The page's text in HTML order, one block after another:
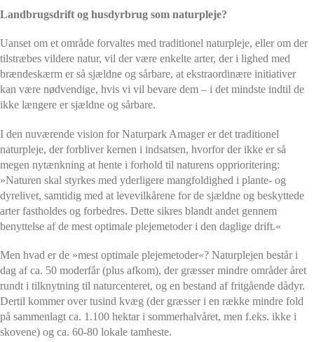
Landbrugsdrift og husdyrbrug som naturpleje?
Uanset om et område forvaltes med traditionel naturpleje, eller om der
tilstræbes vildere natur, vil der være enkelte arter, der i lighed med
brændeskærm er så sjældne og sårbare, at ekstraordinære initiativer
kan være nødvendige, hvis vi vil bevare dem – i det mindste indtil de
ikke længere er sjældne og sårbare.
I den nuværende vision for Naturpark Amager er det traditionel
naturpleje, der forbliver kernen i indsatsen, hvorfor der ikke er så
megen nytænkning at hente i forhold til naturens opprioritering:
»Naturen skal styrkes med yderligere mangfoldighed i plante- og
dyrelivet, samtidig med at levevilkårene for de sjældne og beskyttede
arter fastholdes og forbedres. Dette sikres blandt andet gennem
benyttelse af de mest optimale plejemetoder i den daglige drift.«
Men hvad er de »mest optimale plejemetoder«? Naturplejen består i
dag af ca. 50 moderfår (plus afkom), der græsser mindre områder året
rundt i tilknytning til naturcenteret, og en bestand af fritgående dådyr.
Dertil kommer over tusind kvæg (der græsser i en række mindre fold
på sammenlagt ca. 1.100 hektar i sommerhalvåret, men f.eks. ikke i
skovene) og ca. 60-80 lokale tamheste.